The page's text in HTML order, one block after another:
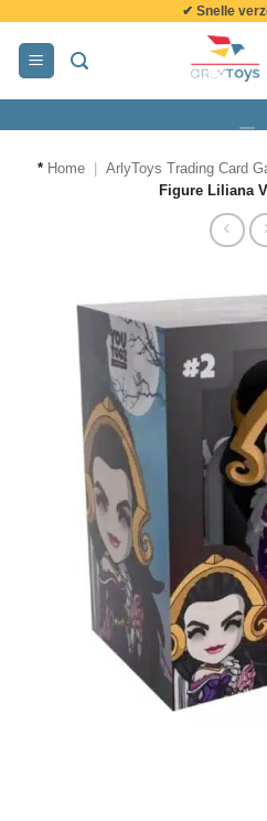
inhoud
✔ Snelle
* Home ArlyToys Trading Card
Figure Liliana